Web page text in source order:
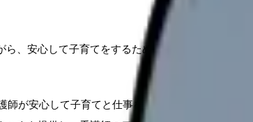
ら、安心して子育てをするためには、質の高い保
師が安心して子育てと仕事を両立できるための保